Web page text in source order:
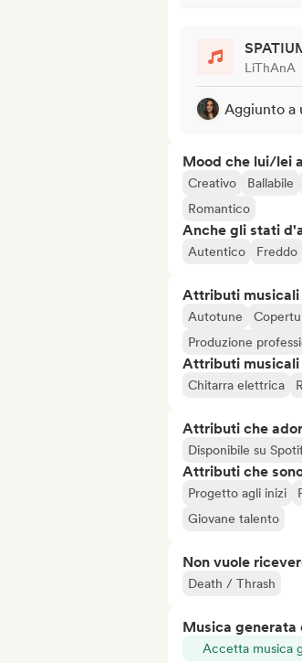
LiThAnA
Aggiunto a
Mood che lui/lei
Creativo Ballabile
Romantico
Anche gli stati
Autentico Freddo
Attributi musicali
Autotune
Produzione
Attributi musicali
Chitarra elettrica
Attributi che
Disponibile su
Attributi che
Progetto agli inizi
Giovane talento
Non vuole
Death / Thrash
Musica generata
Accetta musica